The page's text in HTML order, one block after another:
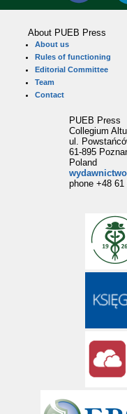
About PUEB Press
About us
Rules of functioning
Editorial Committee
Team
Contact
PUEB Press
Collegium
ul.
61-895
Poland
phone +48 61